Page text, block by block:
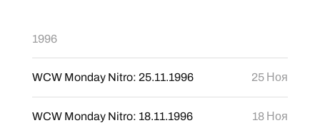
1996
WCW Monday Nitro: 25.11.1996 25 Ноя
WCW Monday Nitro: 18.11.1996 18 Ноя